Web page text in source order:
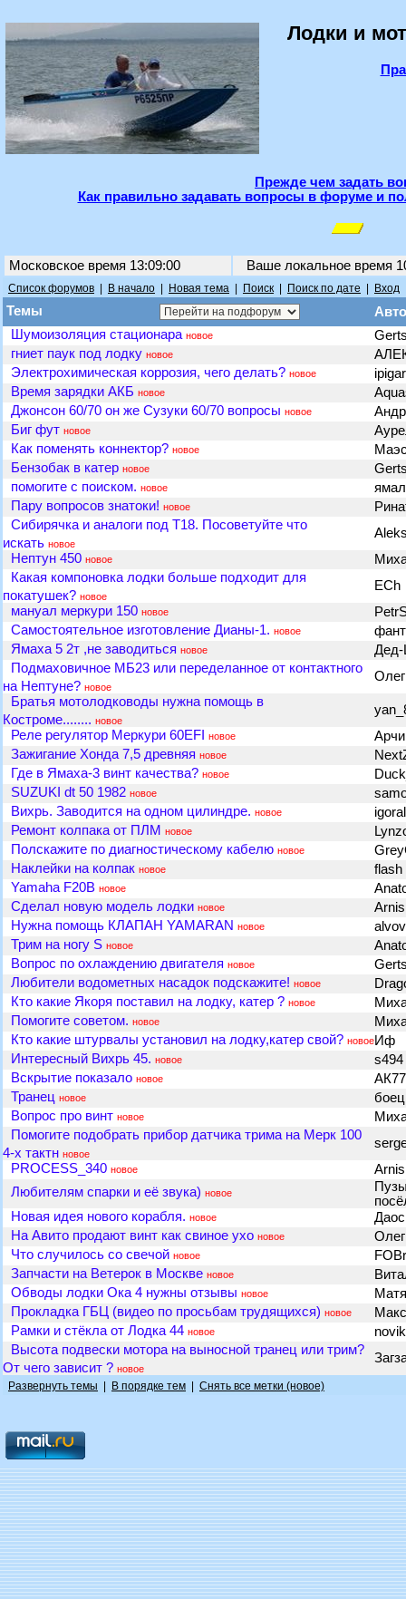
Лодки и
Прежде чем задать
Как правильно задавать вопросы в форуме и
Московское время 13:09:00 Ваше локальное время
Список форумов В начало Новая тема Поиск Поиск по дате Вход
Темы
Шумоизоляция стационара новое
гниет паук под лодку новое
Электрохимическая коррозия, чего делать? новое
Время зарядки АКБ новое
Джонсон 60/70 он же Сузуки 60/70 вопросы новое
Биг фут новое
Как поменять коннектор? новое
Бензобак в катер новое
помогите с поиском. новое
Пару вопросов знатоки! новое
Сибирячка и аналоги под Т18. Посоветуйте что
искать новое
Нептун 450 новое
Какая компоновка лодки больше подходит для
покатушек? новое
ECh
мануал меркури 150 новое
Самостоятельное изготовление Дианы-1. новое
Ямаха 5 2т ,не заводиться новое
Подмаховичное МБ23 или переделанное от контактного
на Нептуне? новое
Братья мотолодководы нужна помощь в
Костроме........ новое
Реле регулятор Меркури 60EFI
новое
Зажигание Хонда 7,5 древняя новое
Где в Ямаха-3 винт качества? новое
SUZUKI dt 50 1982 новое
Вихрь. Заводится на одном цилиндре. новое
Ремонт колпака от ПЛМ новое
Полскажите по диагностическому кабелю новое
Наклейки на колпак новое
flash
Yamaha F20B новое
Cделал новую модель лодки новое
Нужна помощь КЛАПАН YAMARAN новое
Трим на ногу S новое
Вопрос по охлаждению двигателя новое
Любители водометных насадок подскажите! новое
Кто какие Якоря поставил на лодку, катер ? новое
Помогите советом. новое
Кто какие штурвалы установил на лодку,катер свой? новоеИф
Интересный Вихрь 45. новое
s494
Вскрытие показало новое
Транец новое
Вопрос про винт новое
Помогите подобрать прибор датчика трима на Мерк 100
4-х тактн новое
PROCESS_340 новое
Любителям спарки и её звука) новое
Новая идея нового корабля. новое
На Авито продают винт как свиное ухо новое
Что случилось со свечой новое
Запчасти на Ветерок в Москве новое
Обводы лодки Ока 4 нужны отзывы новое
Прокладка ГБЦ (видео по просьбам трудящихся) новое
Рамки и стёкла от Лодка 44 новое
Высота подвески мотора на выносной транец или трим?
От чего зависит ? новое
Развернуть темы В порядке тем Снять все метки (новое)